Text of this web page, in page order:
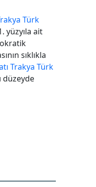
Türk
yüzyıla ait
sıklıkla
Trakya Türk
düzeyde